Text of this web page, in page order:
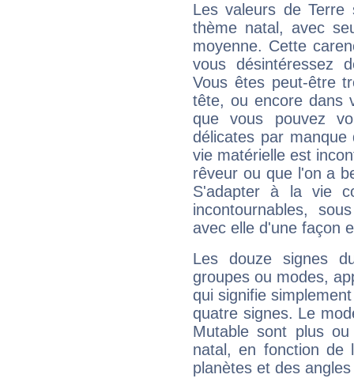
Les valeurs de Terre
thème natal, avec
moyenne. Cette
vous désintéressez
Vous êtes peut-être
tête, ou encore dans
que vous pouvez
délicates par
vie matérielle est
rêveur ou que l'on a
S'adapter à la vie
incontournables,
avec elle d'une façon
Les douze signes
groupes ou modes,
qui signifie
quatre signes. Le
Mutable sont plus
natal, en fonction de
planètes et des